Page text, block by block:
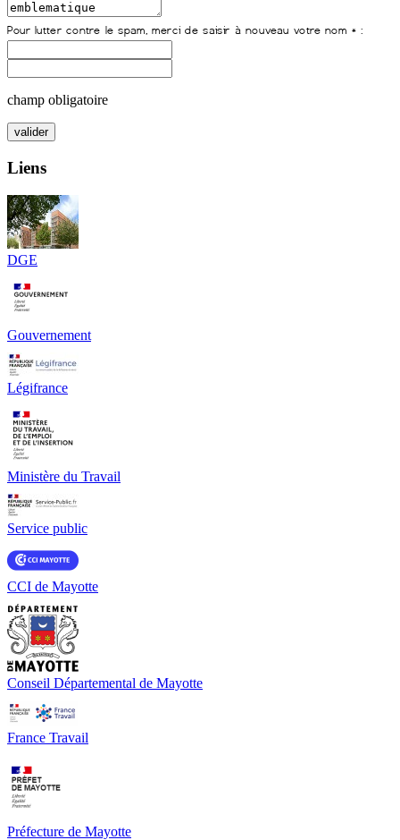
champ obligatoire
Liens
DGE
Gouvernement
Légifrance
Ministère du Travail
Service public
CCI de Mayotte
Conseil Départemental de Mayotte
France Travail
Préfecture de Mayotte